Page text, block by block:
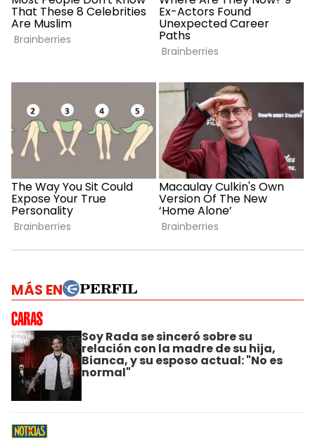
MÁS EN
Soy Rada se sinceró sobre su
relación con la madre de su hija,
Bianca, y su esposo actual: "No es
normal"